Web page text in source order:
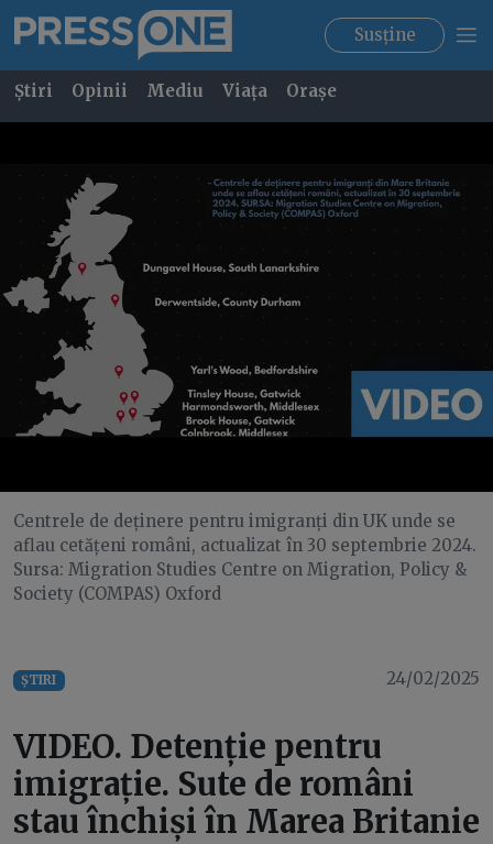
Susține
Știri Opinii Mediu Viața Orașe
Centrele de deținere pentru imigranți din UK unde se
aflau cetățeni români, actualizat în 30 septembrie 2024.
Sursa: Migration Studies Centre on Migration, Policy &
Society (COMPAS) Oxford
ȘTIRI 24/02/2025
VIDEO. Detenție pentru
imigrație. Sute de români
stau închiși în Marea Britanie